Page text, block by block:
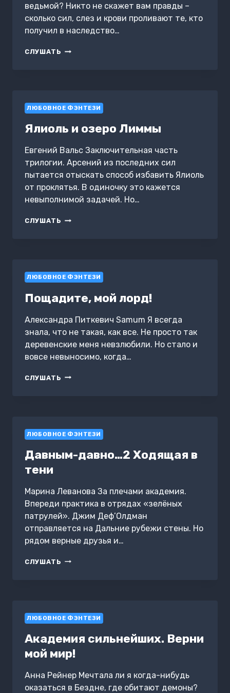
ведьмой? Никто не скажет вам правды –
сколько сил, слез и крови проливают те, кто
получил в наследство…
СЛУШАТЬ БАБУШКА
ЛЮБОВНОЕ ФЭНТЕЗИ
Ялиоль и озеро Лиммы
Евгений Вальс Заключительная часть
трилогии. Арсений из последних сил
пытается отыскать способ избавить Ялиоль
от проклятья. В одиночку это кажется
невыполнимой задачей. Но…
СЛУШАТЬ ЯЛИОЛЬ
ЛЮБОВНОЕ ФЭНТЕЗИ
Пощадите, мой лорд!
Александра Питкевич Samum Я всегда
знала, что не такая, как все. Не просто так
деревенские меня невзлюбили. Но стало и
вовсе невыносимо, когда…
СЛУШАТЬ ПОЩАДИТЕ,
ЛЮБОВНОЕ ФЭНТЕЗИ
Давным-давно…2 Ходящая в
тени
Марина Леванова За плечами академия.
Впереди практика в отрядах «зелёных
патрулей». Джим Деф’Олдман
отправляется на Дальние рубежи стены. Но
рядом верные друзья и…
СЛУШАТЬ ДАВНЫМ-
ЛЮБОВНОЕ ФЭНТЕЗИ
Академия сильнейших. Верни
мой мир!
Анна Рейнер Мечтала ли я когда-нибудь
оказаться в Бездне, где обитают демоны?